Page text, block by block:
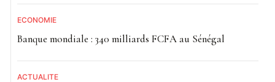
ECONOMIE
Banque mondiale : 340 milliards FCFA au Sénégal
ACTUALITE